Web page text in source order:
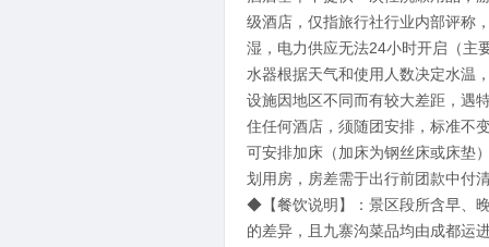
级酒店，仅指旅行社行业内部评称
湿，电力供应无法24小时开启（
水器根据天气和使用人数决定水温
设施因地区不同而有较大差距，遇
住任何酒店，须随团安排，标准不
可安排加床（加床为钢丝床或床垫
划用房，房差需于出行前团款中付
◆【餐饮说明】：景区段所含早、
的差异，且九寨沟菜品均由成都运